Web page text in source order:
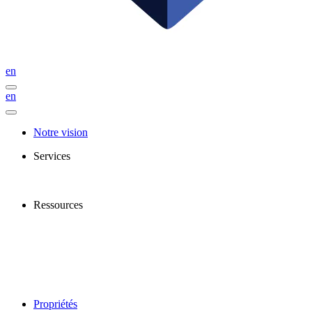
en
en
Notre vision
Services
Ressources
Propriétés